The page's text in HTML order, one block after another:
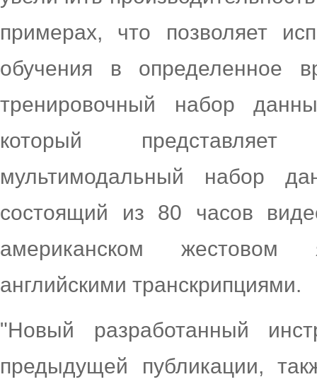
примерах, что позволяет
обучения в определенное
тренировочный набор
который
мультимодальный набор
состоящий из 80 часов
американском жестовом
английскими транскрипциями.
"Новый разработанный
предыдущей публикации,